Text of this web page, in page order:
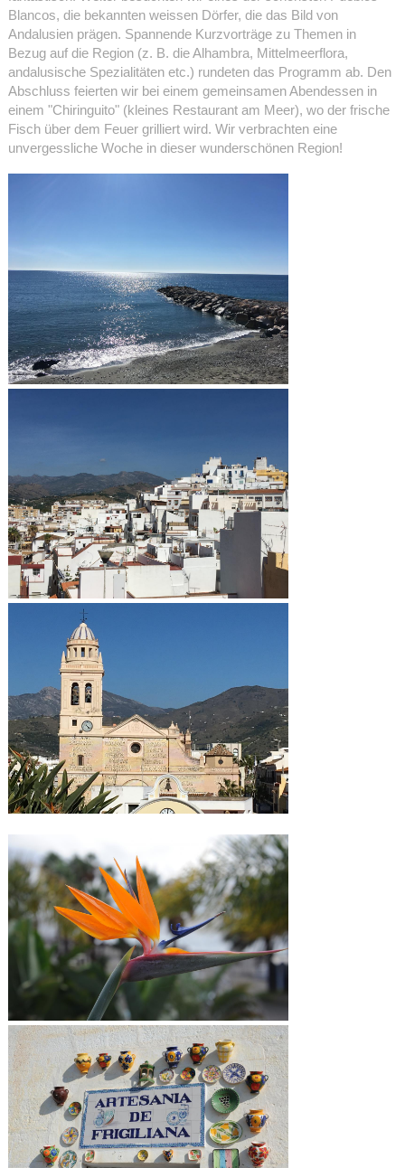
Blancos, die bekannten weissen Dörfer, die das Bild von
Andalusien prägen. Spannende Kurzvorträge zu Themen in
Bezug auf die Region (z. B. die Alhambra, Mittelmeerflora,
andalusische Spezialitäten etc.) rundeten das Programm ab. Den
Abschluss feierten wir bei einem gemeinsamen Abendessen in
einem "Chiringuito" (kleines Restaurant am Meer), wo der frische
Fisch über dem Feuer grilliert wird. Wir verbrachten eine
unvergessliche Woche in dieser wunderschönen Region!